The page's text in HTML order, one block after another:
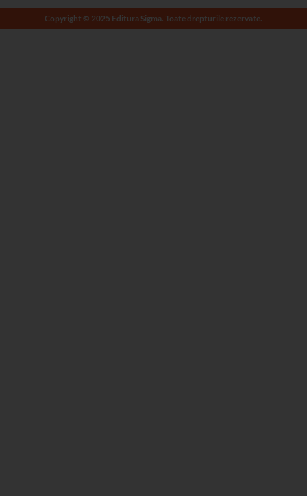
Copyright © 2025 Editura Sigma. Toate drepturile rezervate.